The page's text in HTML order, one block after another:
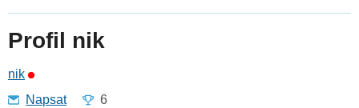
Profil nik
nik
Napsat
6